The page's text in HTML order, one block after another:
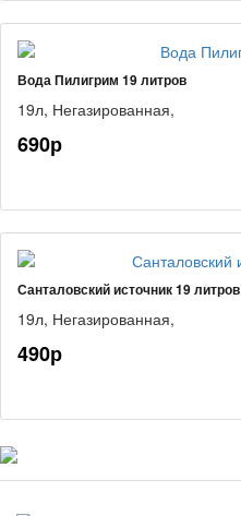
Вода Пилигрим 19 литров
19л, Негазированная,
690р
Санталовский источник 19 литров
19л, Негазированная,
490р